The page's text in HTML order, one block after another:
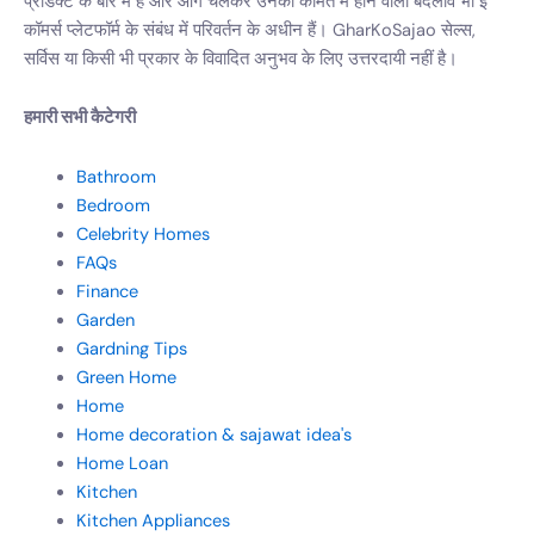
कॉमर्स प्लेटफॉर्म के संबंध में परिवर्तन के अधीन हैं। GharKoSajao सेल्स,
सर्विस या किसी भी प्रकार के विवादित अनुभव के लिए उत्तरदायी नहीं है।
हमारी सभी कैटेगरी
Bathroom
Bedroom
Celebrity Homes
FAQs
Finance
Garden
Gardning Tips
Green Home
Home
Home decoration & sajawat idea's
Home Loan
Kitchen
Kitchen Appliances